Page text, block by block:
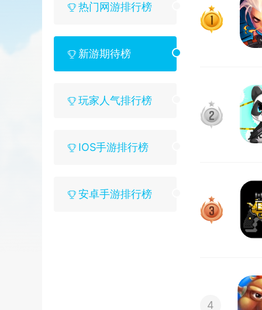
热门网游排行榜
新游期待榜
玩家人气排行榜
IOS手游排行榜
安卓手游排行榜
1
2
3
4